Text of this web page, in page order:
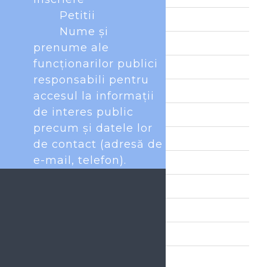
iunie 2026
mai 2026
aprilie 2026
martie 2026
februarie 2026
ianuarie 2026
Petitii
Nume şi
prenume ale
funcţionarilor publici
responsabili pentru
accesul la informaţii
de interes public
precum şi datele lor
de contact (adresă de
e-mail, telefon).